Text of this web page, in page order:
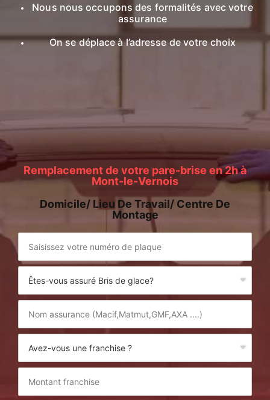
Nous nous occupons des formalités avec votre
assurance
On se déplace à l’adresse de votre choix
Remplacement de votre pare-brise en 2h à
Mont-le-Vernois
Domicile/ Lieu De Travail/ Centre De
Montage